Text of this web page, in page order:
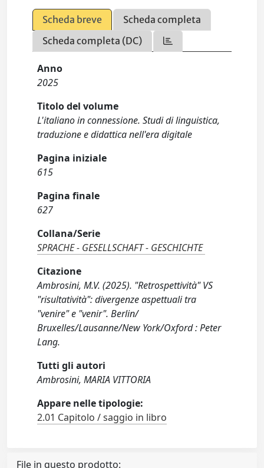
Scheda breve
Scheda completa
Scheda completa (DC)
Anno
2025
Titolo del volume
L'italiano in connessione. Studi di linguistica,
traduzione e didattica nell'era digitale
Pagina iniziale
615
Pagina finale
627
Collana/Serie
SPRACHE - GESELLSCHAFT - GESCHICHTE
Citazione
Ambrosini, M.V. (2025). "Retrospettività" VS
"risultatività": divergenze aspettuali tra
"venire" e "venir". Berlin/
Bruxelles/Lausanne/New York/Oxford : Peter
Lang.
Tutti gli autori
Ambrosini, MARIA VITTORIA
Appare nelle tipologie:
2.01 Capitolo / saggio in libro
File in questo prodotto: